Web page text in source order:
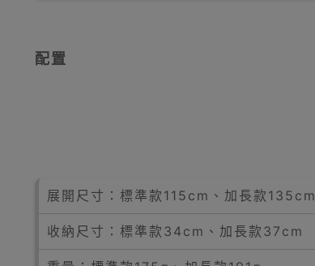
配置
展開尺寸：標準款115cm、加長款135cm
收納尺寸：標準款34cm、加長款37cm